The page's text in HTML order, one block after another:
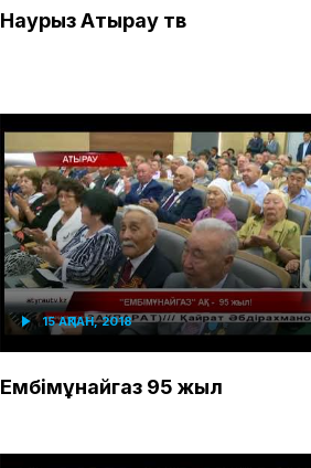
Наурыз Атырау тв
15 АҚПАН, 2018
Ембімұнайгаз 95 жыл